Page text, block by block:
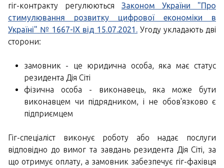
гіг-контракту регулюються Законом України "Про
стимулювання розвитку цифрової економіки в
Україні" № 1667-IX від 15.07.2021. Угоду укладають дві
сторони:
замовник - це юридична особа, яка має статус
резидента Дія Сіті
фізична особа - виконавець, яка може бути
виконавцем чи підрядником, і не обов'язково є
підприємцем
Гіг-спеціаліст виконує роботу або надає послуги
відповідно до вимог та завдань резидента Дія Сіті, за
що отримує оплату, а замовник забезпечує гіг-фахівця